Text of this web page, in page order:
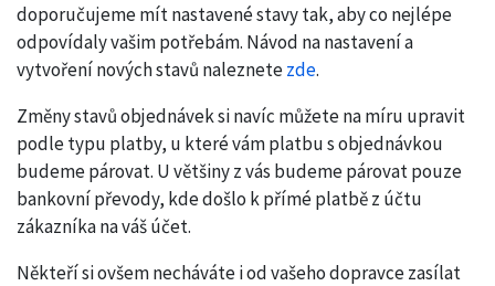
doporučujeme mít nastavené stavy tak, aby co nejlépe
odpovídaly vašim potřebám. Návod na nastavení a
vytvoření nových stavů naleznetezde.
Změny stavů objednávek si navíc můžete na míru upravit
podle typu platby, u které vám platbu s objednávkou
budeme párovat. U většiny z vás budeme párovat pouze
bankovní převody, kde došlo k přímé platbě z účtu
zákazníka na váš účet.
Někteří si ovšem necháváte i od vašeho dopravce zasílat